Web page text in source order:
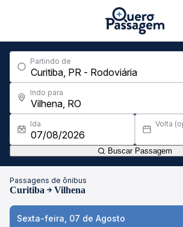
Partindo de
Indo para
Ida Volta
Buscar Passagem
Passagens de ônibus
Curitiba Vilhena
Sexta-feira, 07 de Agosto